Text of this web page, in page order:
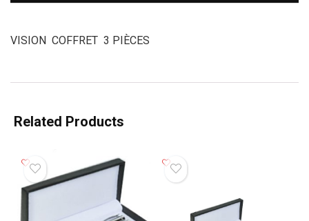
VISION COFFRET 3 PIÈCES
Related Products